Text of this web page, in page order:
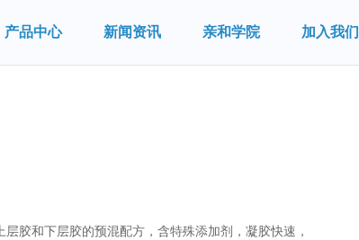
产品中心 新闻资讯 亲和学院 加入我们
胶和下层胶的预混配方，含特殊添加剂，凝胶快速，